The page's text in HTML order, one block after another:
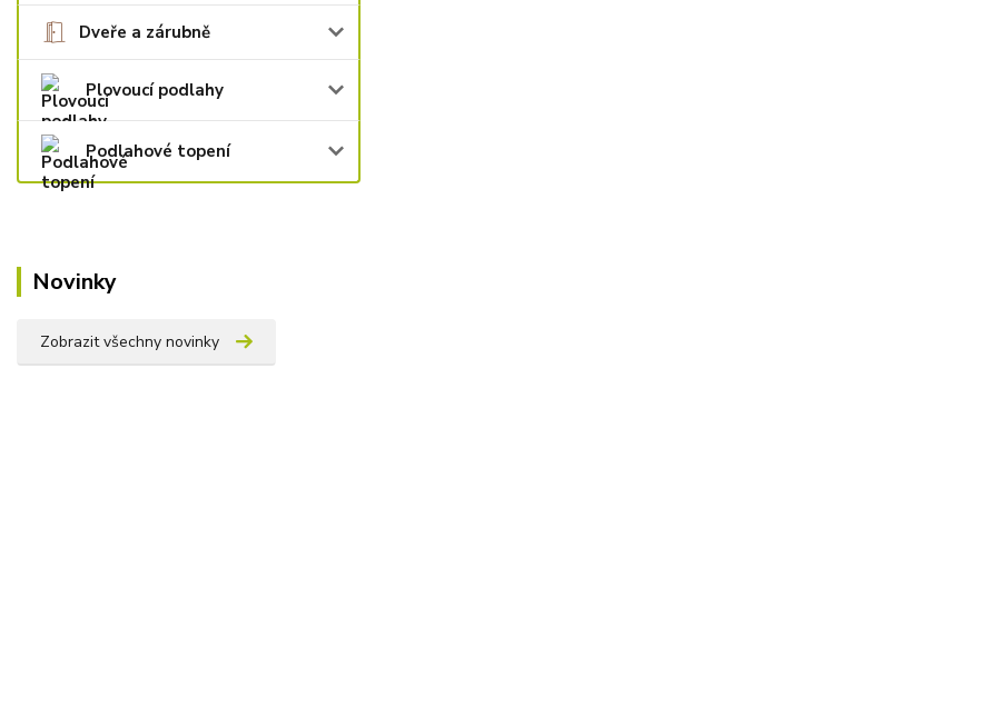
Dveře a zárubně
Plovoucí podlahy
Podlahové topení
Novinky
Zobrazit všechny novinky